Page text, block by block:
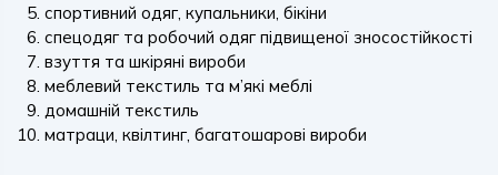
спортивний одяг, купальники, бікіни
спецодяг та робочий одяг підвищеної зносостійкості
взуття та шкіряні вироби
меблевий текстиль та м’які меблі
домашній текстиль
матраци, квілтинг, багатошарові вироби